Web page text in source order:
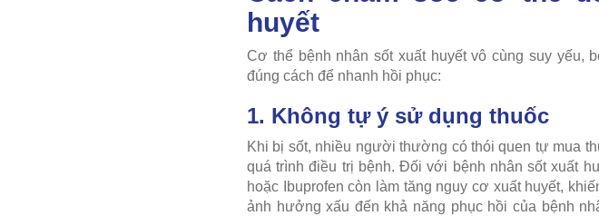
huyết
Cơ thể bệnh nhân sốt xuất huyết vô cùng suy yếu,
đúng cách để nhanh hồi phục:
1. Không tự ý sử dụng thuốc
Khi bị sốt, nhiều người thường có thói quen tự mua
quá trình điều trị bệnh. Đối với bệnh nhân sốt xuất
hoặc Ibuprofen còn làm tăng nguy cơ xuất huyết,
ảnh hưởng xấu đến khả năng phục hồi của bệnh